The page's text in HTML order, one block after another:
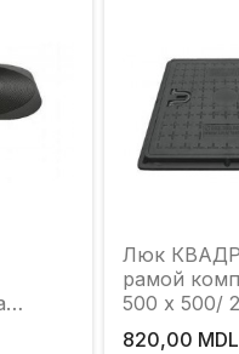
Люк
рамой
500 х 500/
(h=40mm,
820,00 MDL